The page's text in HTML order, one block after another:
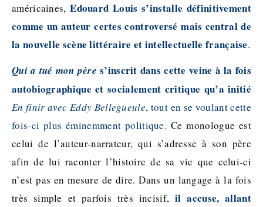
américaines,Edouard Louis s’installe définitivement
comme un auteur certes controversé mais central de
la nouvelle scène littéraire et intellectuelle française.
Qui a tué mon père s’inscrit dans cette veine à la fois
autobiographique et socialement critique qu’a initié
En finir avec Eddy Bellegueule, tout en se voulant cette
fois-ci plus éminemment politique. Ce monologue est
celui de l’auteur-narrateur, qui s’adresse à son père
afin de lui raconter l’histoire de sa vie que celui-ci
n’est pas en mesure de dire. Dans un langage à la fois
très simple et parfois très incisif, il accuse, allant